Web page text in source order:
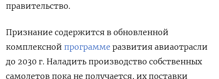
правительство.
Признание содержится в обновленной
комплексной программе развития авиаотрасли
до 2030 г. Наладить производство собственных
самолетов пока не получается, их поставки